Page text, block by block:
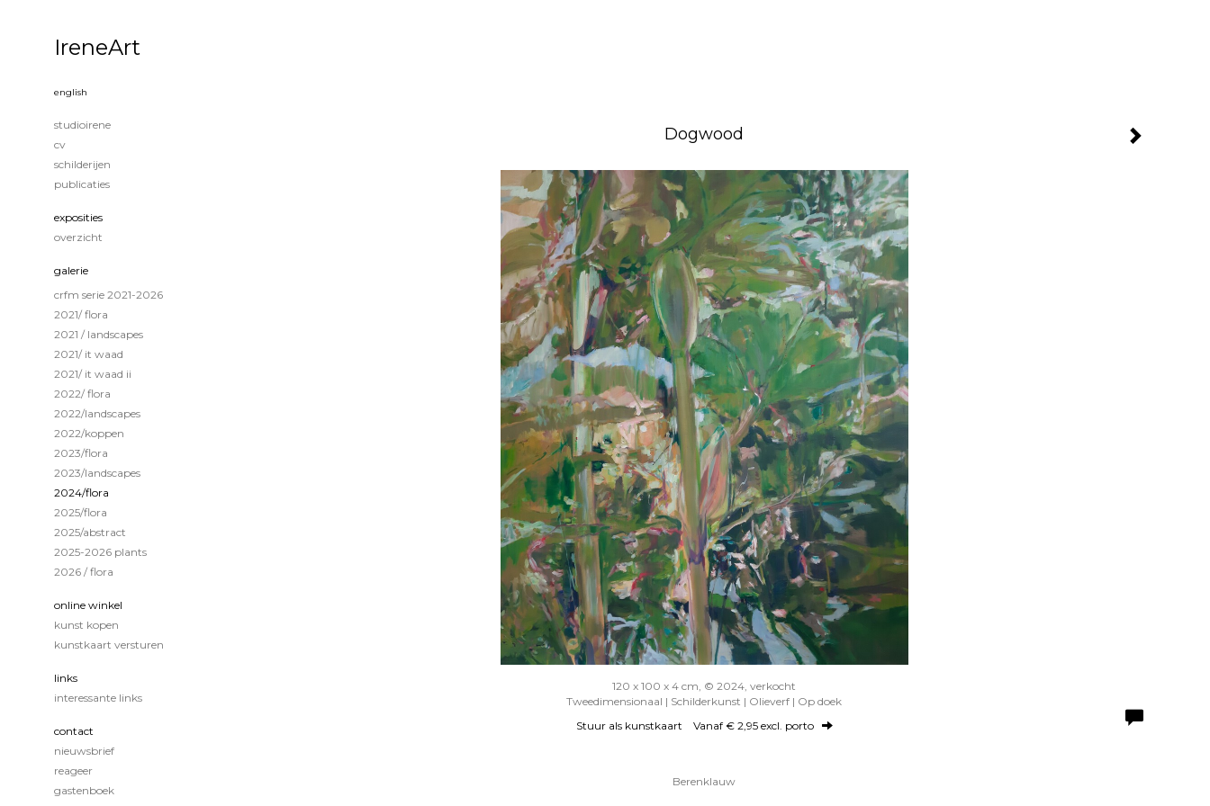
Dogwood
120 x 100 x 4 cm, © 2024, verkocht
Tweedimensionaal | Schilderkunst | Olieverf | Op doek
Stuur als kunstkaart Vanaf € 2,95 excl. porto
Berenklauw
IreneArt
english
studioirene
cv
schilderijen
publicaties
exposities
overzicht
galerie
crfm serie 2021-2026
2021/ flora
2021 / landscapes
2021/ it waad
2021/ it waad ii
2022/ flora
2022/landscapes
2022/koppen
2023/flora
2023/landscapes
2024/flora
2025/flora
2025/abstract
2025-2026 plants
2026 / flora
online winkel
kunst kopen
kunstkaart versturen
links
interessante links
contact
nieuwsbrief
reageer
gastenboek